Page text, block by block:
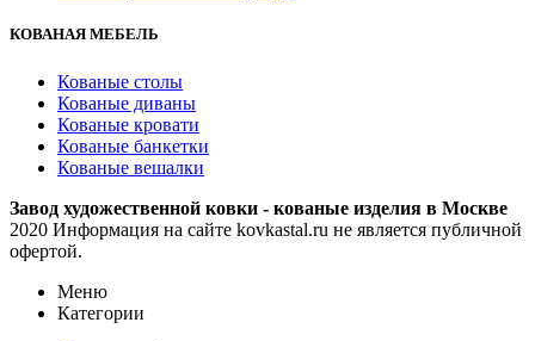
КОВАНАЯ МЕБЕЛЬ
Кованые столы
Кованые диваны
Кованые кровати
Кованые банкетки
Кованые вешалки
Завод художественной ковки - кованые изделия в Москве
2020 Информация на сайте kovkastal.ru не является публичной
офертой.
Меню
Категории